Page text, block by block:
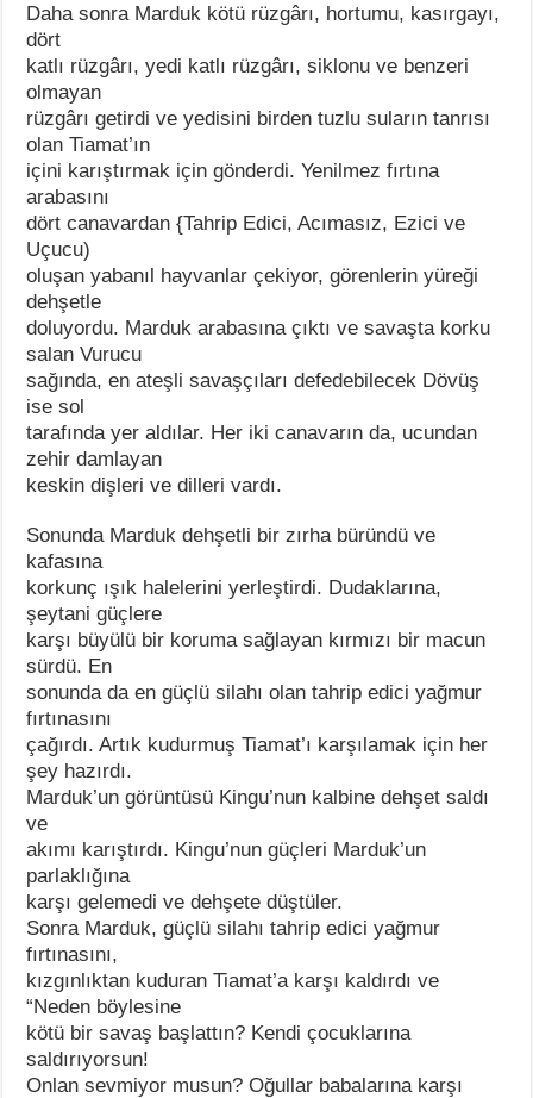
Daha sonra Marduk kötü rüzgârı, hortumu, kasırgayı,
dört
katlı rüzgârı, yedi katlı rüzgârı, siklonu ve benzeri
olmayan
rüzgârı getirdi ve yedisini birden tuzlu suların tanrısı
olan Tiamat’ın
içini karıştırmak için gönderdi. Yenilmez fırtına
arabasını
dört canavardan {Tahrip Edici, Acımasız, Ezici ve
Uçucu)
oluşan yabanıl hayvanlar çekiyor, görenlerin yüreği
dehşetle
doluyordu. Marduk arabasına çıktı ve savaşta korku
salan Vurucu
sağında, en ateşli savaşçıları defedebilecek Dövüş
ise sol
tarafında yer aldılar. Her iki canavarın da, ucundan
zehir damlayan
keskin dişleri ve dilleri vardı.
Sonunda Marduk dehşetli bir zırha büründü ve
kafasına
korkunç ışık halelerini yerleştirdi. Dudaklarına,
şeytani güçlere
karşı büyülü bir koruma sağlayan kırmızı bir macun
sürdü. En
sonunda da en güçlü silahı olan tahrip edici yağmur
fırtınasını
çağırdı. Artık kudurmuş Tiamat’ı karşılamak için her
şey hazırdı.
Marduk’un görüntüsü Kingu’nun kalbine dehşet saldı
ve
akımı karıştırdı. Kingu’nun güçleri Marduk’un
parlaklığına
karşı gelemedi ve dehşete düştüler.
Sonra Marduk, güçlü silahı tahrip edici yağmur
fırtınasını,
kızgınlıktan kuduran Tiamat’a karşı kaldırdı ve
“Neden böylesine
kötü bir savaş başlattın? Kendi çocuklarına
saldırıyorsun!
Onlan sevmiyor musun? Oğullar babalarına karşı